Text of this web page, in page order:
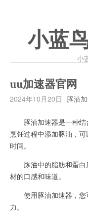
小蓝
小
uu加速器官网
2024年10月20日 豚油
豚油加速器是一种结
烹饪过程中添加豚油，
时间。
豚油中的脂肪和蛋白
材的口感和味道。
使用豚油加速器，您
力。